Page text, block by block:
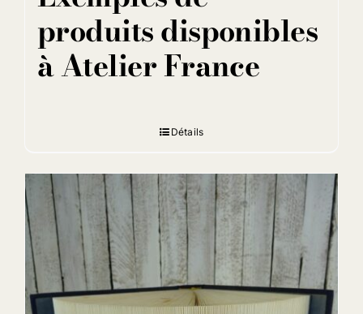
produits disponibles
à Atelier France
Détails